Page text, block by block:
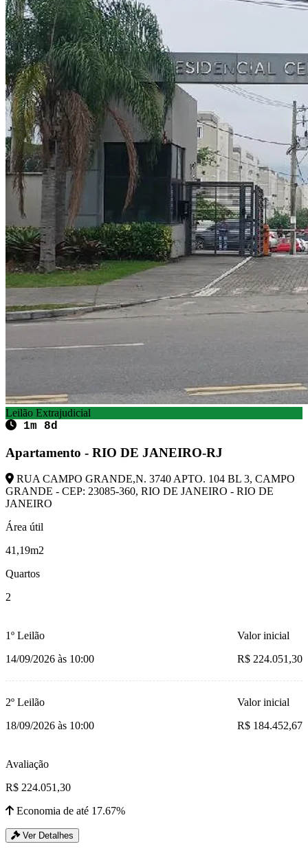
Leilão Extrajudicial
1m 8d
Apartamento - RIO DE JANEIRO-RJ
RUA CAMPO GRANDE,N. 3740 APTO. 104 BL 3, CAMPO
GRANDE - CEP: 23085-360, RIO DE JANEIRO - RIO DE
JANEIRO
Área útil
41,19m2
Quartos
2
1º Leilão
14/09/2026 às 10:00
Valor inicial
R$ 224.051,30
2º Leilão
18/09/2026 às 10:00
Valor inicial
R$ 184.452,67
Avaliação
R$ 224.051,30
Economia de até 17.67%
Ver Detalhes